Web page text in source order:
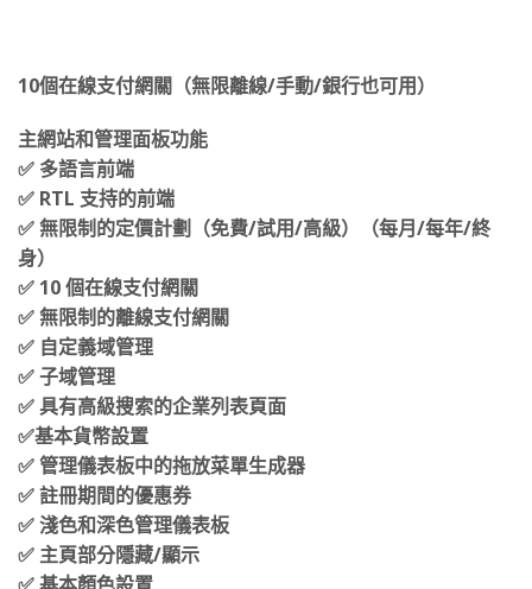
主網站和管理面板功能
✅ 多語言前端
✅ RTL 支持的前端
✅ 無限制的定價計劃（免費/試用/高級）（每月/每年/終
身）
✅ 10 個在線支付網關
✅ 無限制的離線支付網關
✅ 自定義域管理
✅ 子域管理
✅ 具有高級搜索的企業列表頁面
✅基本貨幣設置
✅ 管理儀表板中的拖放菜單生成器
✅ 註冊期間的優惠券
✅ 淺色和深色管理儀表板
✅ 主頁部分隱藏/顯示